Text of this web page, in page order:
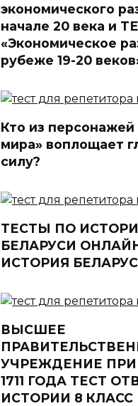
экономического
начале 20 века и
«Экономическое
рубеже 19-20
Кто из
мира» воплощает
силу?
ТЕСТЫ ПО
БЕЛАРУСИ
ИСТОРИЯ
ВЫСШЕЕ
УЧРЕЖДЕНИЕ ПРИ
1711 ГОДА ТЕСТ
ИСТОРИИ 8 КЛАСС